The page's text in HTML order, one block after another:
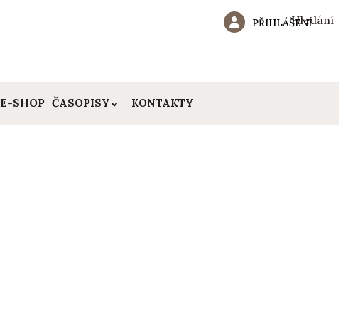
Hledání
PŘIHLÁŠENÍ
E-SHOP ČASOPISY KONTAKTY